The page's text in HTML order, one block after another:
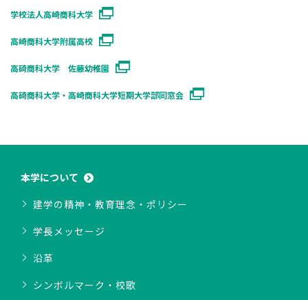
学校法人高崎商科大学
高崎商科大学附属高校
高碕商科大学 佐藤幼稚園
高碕商科大学・高崎商科大学短期大学部同窓会
本学について
建学の精神・教育理念・ポリシー
学長メッセージ
沿革
シンボルマーク・校歌